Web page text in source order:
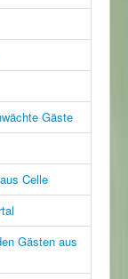
Gäste
Celle
Gästen aus